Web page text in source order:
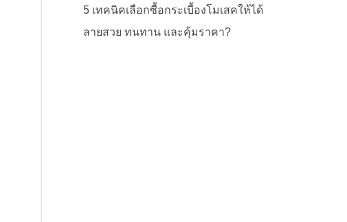
5 เทคนิคเลือกซื้อกระเบื้องโมเสคให้ได้
ลายสวย ทนทาน และคุ้มราคา?